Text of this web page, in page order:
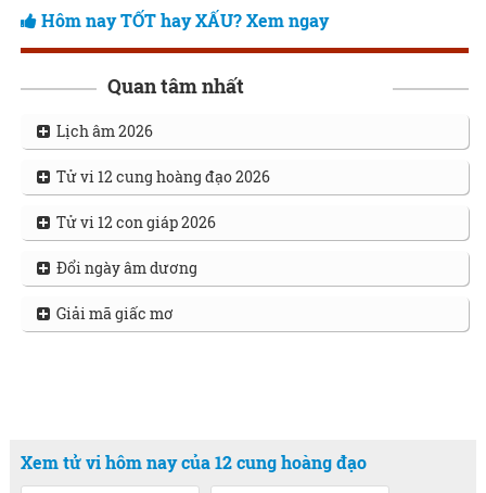
Hôm nay TỐT hay XẤU? Xem ngay
Quan tâm nhất
Lịch âm 2026
Tử vi 12 cung hoàng đạo 2026
Tử vi 12 con giáp 2026
Đổi ngày âm dương
Giải mã giấc mơ
Xem tử vi hôm nay của 12 cung hoàng đạo